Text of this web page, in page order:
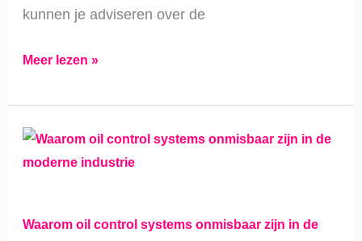
kunnen je adviseren over de
Meer lezen »
Waarom oil control systems onmisbaar zijn in de
Waarom
oil
onmisbaar